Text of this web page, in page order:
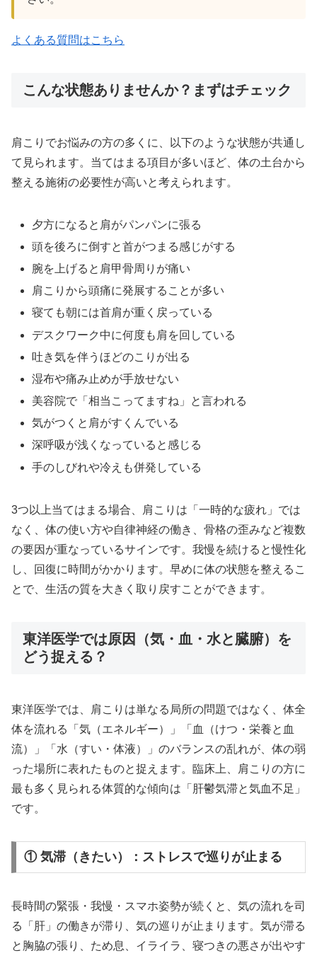
よくある質問はこちら
こんな状態ありませんか？まずはチェック
肩こりでお悩みの方の多くに、以下のような状態が共通し
て見られます。当てはまる項目が多いほど、体の土台から
整える施術の必要性が高いと考えられます。
夕方になると肩がパンパンに張る
頭を後ろに倒すと首がつまる感じがする
腕を上げると肩甲骨周りが痛い
肩こりから頭痛に発展することが多い
寝ても朝には首肩が重く戻っている
デスクワーク中に何度も肩を回している
吐き気を伴うほどのこりが出る
湿布や痛み止めが手放せない
美容院で「相当こってますね」と言われる
気がつくと肩がすくんでいる
深呼吸が浅くなっていると感じる
手のしびれや冷えも併発している
3つ以上当てはまる場合、肩こりは「一時的な疲れ」では
なく、体の使い方や自律神経の働き、骨格の歪みなど複数
の要因が重なっているサインです。我慢を続けると慢性化
し、回復に時間がかかります。早めに体の状態を整えるこ
とで、生活の質を大きく取り戻すことができます。
東洋医学では原因（気・血・水と臓腑）を
どう捉える？
東洋医学では、肩こりは単なる局所の問題ではなく、体全
体を流れる「気（エネルギー）」「血（けつ・栄養と血
流）」「水（すい・体液）」のバランスの乱れが、体の弱
った場所に表れたものと捉えます。臨床上、肩こりの方に
最も多く見られる体質的な傾向は「肝鬱気滞と気血不足」
です。
① 気滞（きたい）：ストレスで巡りが止まる
長時間の緊張・我慢・スマホ姿勢が続くと、気の流れを司
る「肝」の働きが滞り、気の巡りが止まります。気が滞る
と胸脇の張り、ため息、イライラ、寝つきの悪さが出やす